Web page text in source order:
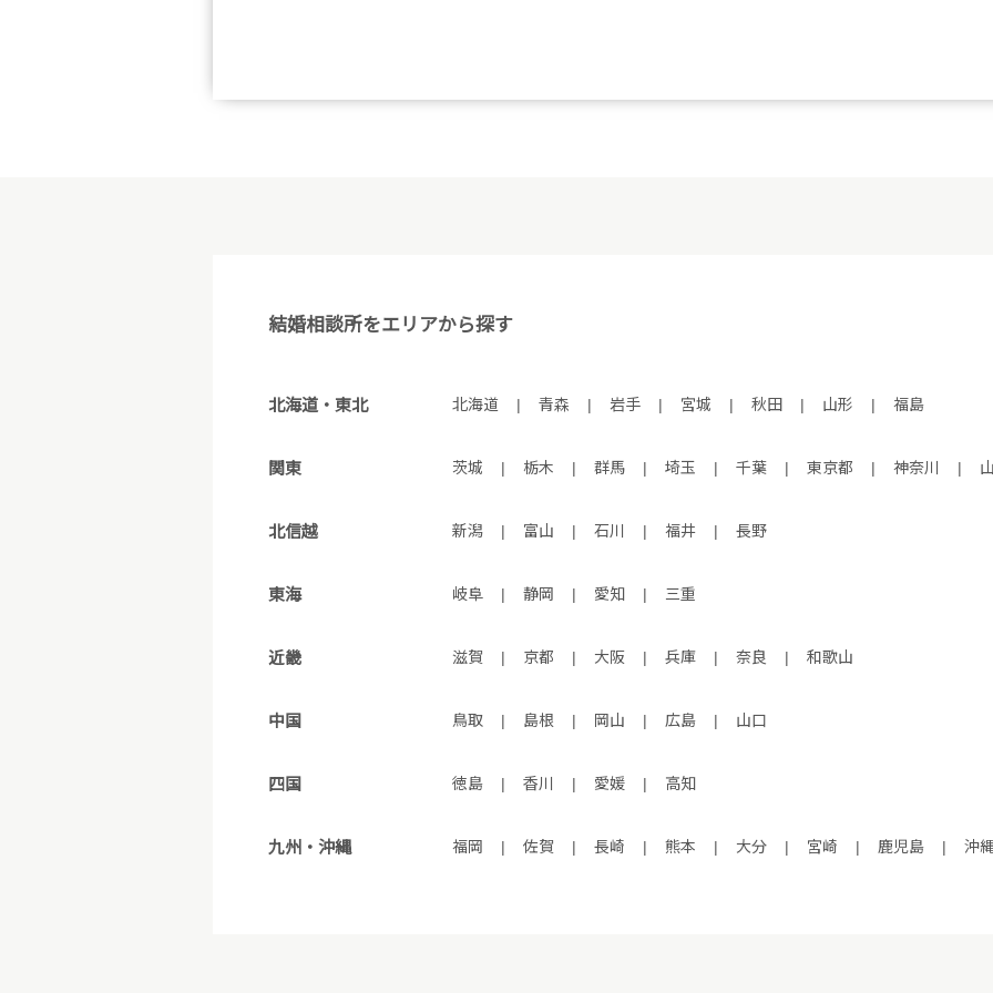
結婚相談所をエリアから探す
北海道・東北 北海道 | 青森 | 岩手 | 宮城 | 秋田 | 山形 | 福島
関東 茨城 | 栃木 | 群馬 | 埼玉 | 千葉 | 東京都 | 神奈川 |
北信越 新潟 | 富山 | 石川 | 福井 | 長野
東海 岐阜 | 静岡 | 愛知 | 三重
近畿 滋賀 | 京都 | 大阪 | 兵庫 | 奈良 | 和歌山
中国 鳥取 | 島根 | 岡山 | 広島 | 山口
四国 徳島 | 香川 | 愛媛 | 高知
九州・沖縄 福岡 | 佐賀 | 長崎 | 熊本 | 大分 | 宮崎 | 鹿児島 | 沖